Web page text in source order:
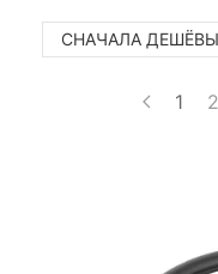
СНАЧАЛА
1 2